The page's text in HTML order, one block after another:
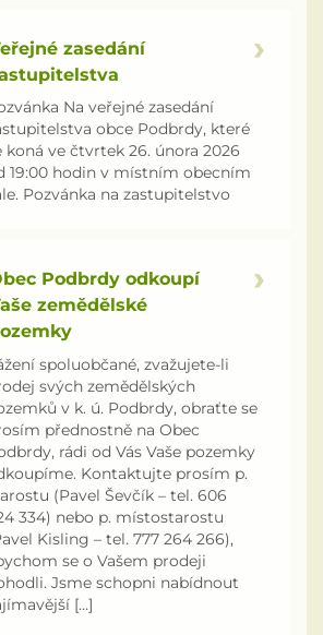
PID
zasedání
Na veřejné zasedání
obce Podbrdy, které
koná ve čtvrtek 26. února 2026
19:00 hodin v místním obecním
Pozvánka na zastupitelstvo
Podbrdy odkoupí
zemědělské
spoluobčané, zvažujete-li
svých zemědělských
v k. ú. Podbrdy, obraťte se
přednostně na Obec
rádi od Vás Vaše pozemky
Kontaktujte prosím p.
(Pavel Ševčík – tel. 606
334) nebo p. místostarostu
Kisling – tel. 777 264 266),
se o Vašem prodeji
Jsme schopni nabídnout
[…]